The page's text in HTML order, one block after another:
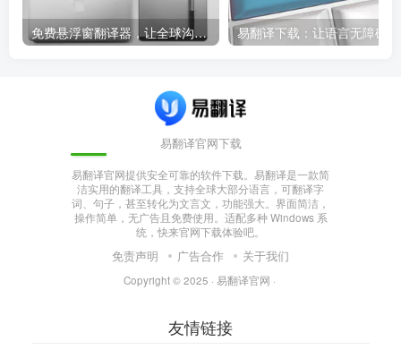
免费悬浮窗翻译器，让全球沟通无障碍！
易翻译官网下载
易翻译官网提供安全可靠的软件下载。易翻译是一款简
洁实用的翻译工具，支持全球大部分语言，可翻译字
词、句子，甚至转化为文言文，功能强大。界面简洁，
操作简单，无广告且免费使用。适配多种 Windows 系
统，快来官网下载体验吧。
免责声明 广告合作 关于我们
Copyright © 2025 · 易翻译官网 ·
友情链接